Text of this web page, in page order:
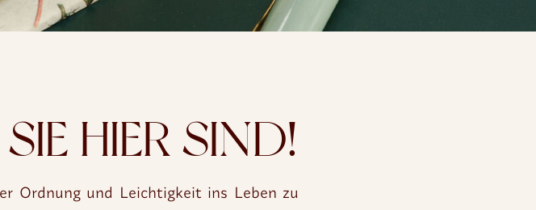
Ordnung und Leichtigkeit ins Leben zu
HIER SIND!